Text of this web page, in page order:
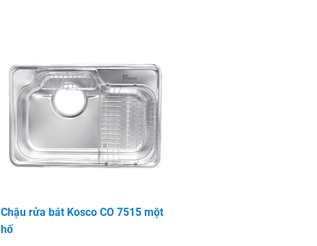
Chậu rửa bát Kosco CO 7515 một
hố